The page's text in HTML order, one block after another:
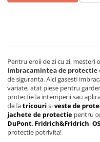
Antifoane interne de unică
Protecție respiratorie de
folosință
Măști integrale reutilizabile
Semi-măști reutilizabile
Filtre
Accesorii protectie
Pentru eroii de zi cu zi, mesteri
imbracamintea de protectie
de siguranta. Aici gasesti
variate, atat piese pentru
protectie la intemperii sau
de latricouri siveste de
jachete de protectie pentru
DuPont, Fridrich&Fridrich,OS
protectie potrivita!